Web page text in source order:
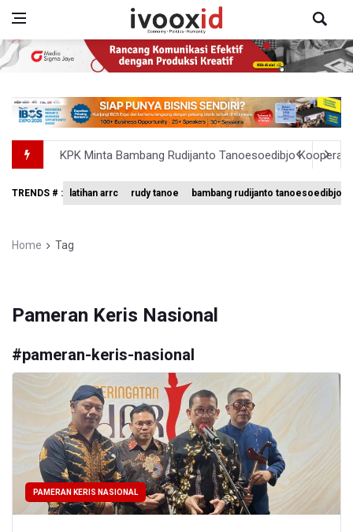
KPK Minta Bambang Rudijanto Tanoesoedibjo
BRIN Pastikan Keamanan Data Proyek Satelit Lampung-1
Kuasa Hukum Klaim 995 Airsoft Gun di Sekolah Swasta
TRENDS # : latihan arrc rudy tanoe bambang rudijanto tanoesoedibjo
Home Tag
Pameran Keris Nasional
#pameran-keris-nasional
PAMERAN KERIS NASIONAL